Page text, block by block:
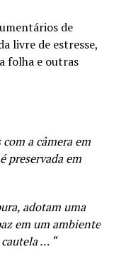
de
livre de estresse,
folha e outras
a câmera em
preservada em
adotam uma
em um ambiente
… “